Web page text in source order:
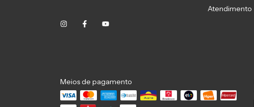
Atendimento
Meios de pagamento